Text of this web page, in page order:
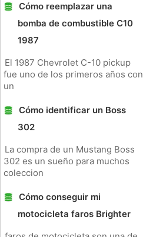
Cómo reemplazar una
bomba de combustible C10
1987
El 1987 Chevrolet C-10 pickup
fue uno de los primeros años con
un
Cómo identificar un Boss
302
La compra de un Mustang Boss
302 es un sueño para muchos
coleccion
Cómo conseguir mi
motocicleta faros Brighter